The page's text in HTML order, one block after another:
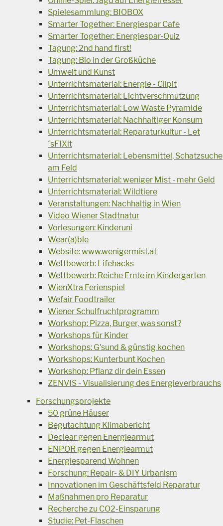
Spielesammlung: BIOBOX
Smarter Together: Energiespar Cafe
Smarter Together: Energiespar-Quiz
Tagung: 2nd hand first!
Tagung: Bio in der Großküche
Umwelt und Kunst
Unterrichtsmaterial: Energie - Clipit
Unterrichtsmaterial: Lichtverschmutzung
Unterrichtsmaterial: Low Waste Pyramide
Unterrichtsmaterial: Nachhaltiger Konsum
Unterrichtsmaterial: Reparaturkultur - Let
´sFIXit
Unterrichtsmaterial: Lebensmittel, Schatzsuche
am Feld
Unterrichtsmaterial: weniger Mist - mehr Geld
Unterrichtsmaterial: Wildtiere
Veranstaltungen: Nachhaltig in Wien
Video Wiener Stadtnatur
Vorlesungen: Kinderuni
Wear(a)ble
Website: www.wenigermist.at
Wettbewerb: Lifehacks
Wettbewerb: Reiche Ernte im Kindergarten
WienXtra Ferienspiel
Wefair Foodtrailer
Wiener Schulfruchtprogramm
Workshop: Pizza, Burger, was sonst?
Workshops für Kinder
Workshops: G'sund & günstig kochen
Workshops: Kunterbunt Kochen
Workshop: Pflanz dir dein Essen
ZENVIS - Visualisierung des Energieverbrauchs
Forschungsprojekte
50 grüne Häuser
Begutachtung Klimabericht
Declear gegen Energiearmut
ENPOR gegen Energiearmut
Energiesparend Wohnen
Forschung: Repair- & DIY Urbanism
Innovationen im Geschäftsfeld Reparatur
Maßnahmen pro Reparatur
Recherche zu CO2-Einsparung
Studie: Pet-Flaschen